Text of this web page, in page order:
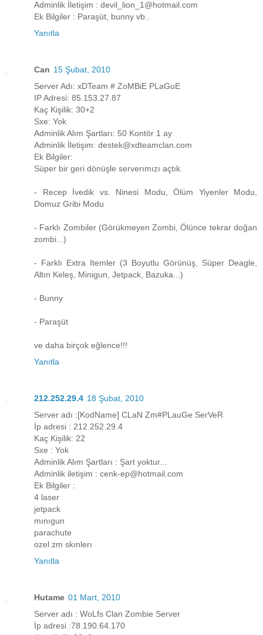
Adminlik İletişim : devil_lion_1@hotmail.com
Ek Bilgiler : Paraşüt, bunny vb..
Yanıtla
Can 15 Şubat, 2010
Server Adı: xDTeam # ZoMBiE PLaGuE
IP Adresi: 85.153.27.87
Kaç Kişilik: 30+2
Sxe: Yok
Adminlik Alım Şartları: 50 Kontör 1 ay
Adminlik İletişim: destek@xdteamclan.com
Ek Bilgiler:
Süper bir geri dönüşle serverımızı açtık.
- Recep İvedik vs. Ninesi Modu, Ölüm Yiyenler Modu,
Domuz Gribi Modu
- Farklı Zombiler (Görükmeyen Zombi, Ölünce tekrar doğan
zombi...)
- Farklı Extra Itemler (3 Boyutlu Görünüş, Süper Deagle,
Altın Keleş, Minigun, Jetpack, Bazuka...)
- Bunny
- Paraşüt
ve daha birçok eğlence!!!
Yanıtla
212.252.29.4 18 Şubat, 2010
Server adı :[KodName] CLaN Zm#PLauGe SerVeR
İp adresi : 212.252.29.4
Kaç Kişilik: 22
Sxe : Yok
Adminlik Alım Şartları : Şart yoktur...
Adminlik iletişim : cenk-ep@hotmail.com
Ek Bilgiler :
4 laser
jetpack
mınıgun
parachute
ozel zm skınlerı
Yanıtla
Hutame 01 Mart, 2010
Server adı : WoLfs Clan Zombie Server
İp adresi :78.190.64.170